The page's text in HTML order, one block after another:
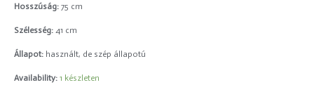
Hosszúság: 75 cm
Szélesség: 41 cm
Állapot: használt, de szép állapotú
Availability: 1 készleten